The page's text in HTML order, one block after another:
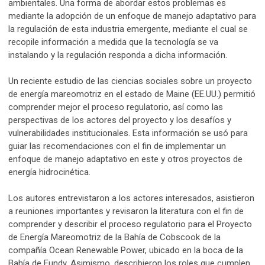
ambientales. Una forma de abordar estos problemas es
mediante la adopción de un enfoque de manejo adaptativo para
la regulación de esta industria emergente, mediante el cual se
recopile información a medida que la tecnología se va
instalando y la regulación responda a dicha información.
Un reciente estudio de las ciencias sociales sobre un proyecto
de energía mareomotriz en el estado de Maine (EE.UU.) permitió
comprender mejor el proceso regulatorio, así como las
perspectivas de los actores del proyecto y los desafíos y
vulnerabilidades institucionales. Esta información se usó para
guiar las recomendaciones con el fin de implementar un
enfoque de manejo adaptativo en este y otros proyectos de
energía hidrocinética.
Los autores entrevistaron a los actores interesados, asistieron
a reuniones importantes y revisaron la literatura con el fin de
comprender y describir el proceso regulatorio para el Proyecto
de Energía Mareomotriz de la Bahía de Cobscook de la
compañía Ocean Renewable Power, ubicado en la boca de la